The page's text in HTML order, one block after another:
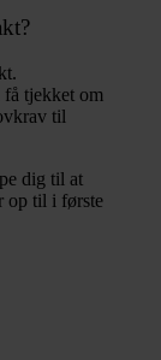
tjekket om
til
dig til at
op til i første